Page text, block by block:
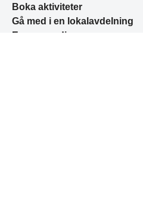
Boka aktiviteter
Gå med i en lokalavdelning
Engagera dig